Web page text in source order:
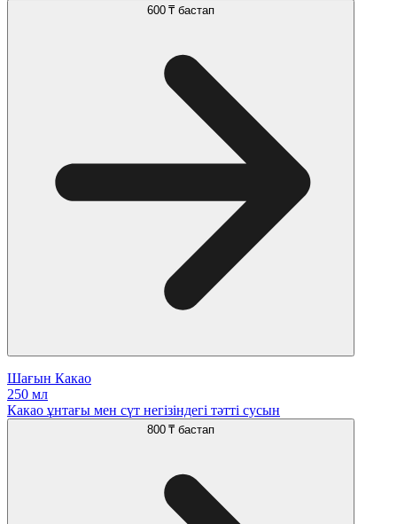
600 ₸ бастап
Шағын Какао
250 мл
Какао ұнтағы мен сүт негізіндегі тәтті сусын
800 ₸ бастап